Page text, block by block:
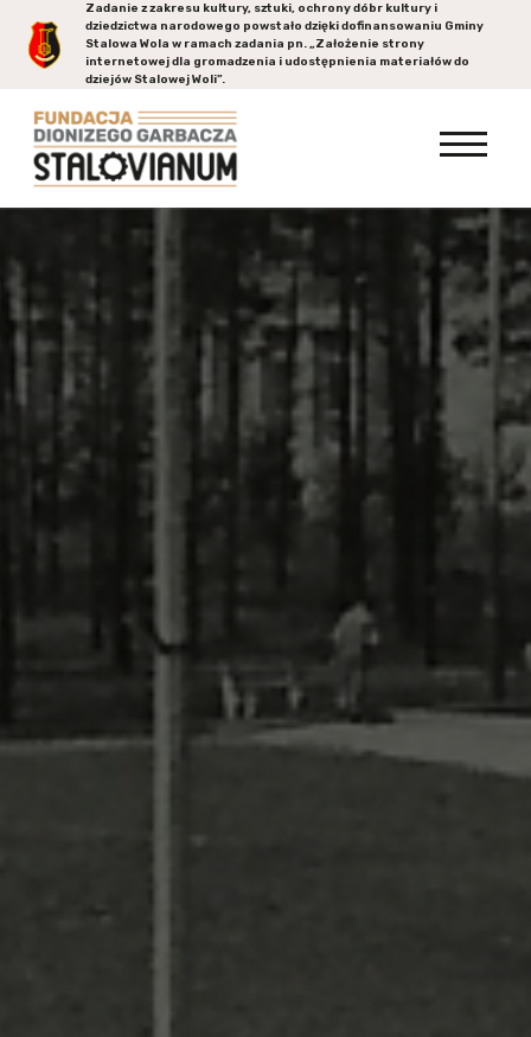
Zadanie z zakresu kultury, sztuki, ochrony dóbr kultury i
dziedzictwa narodowego powstało dzięki dofinansowaniu Gminy
Stalowa Wolaw ramach zadania pn. „Założenie strony
internetowej dla gromadzenia i udostępnienia materiałów do
dziejów Stalowej Woli”.